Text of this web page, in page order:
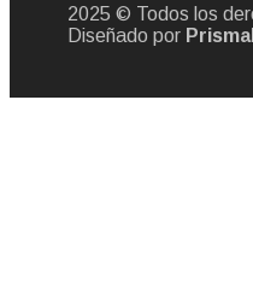
2025 © Todos los
Diseñado por